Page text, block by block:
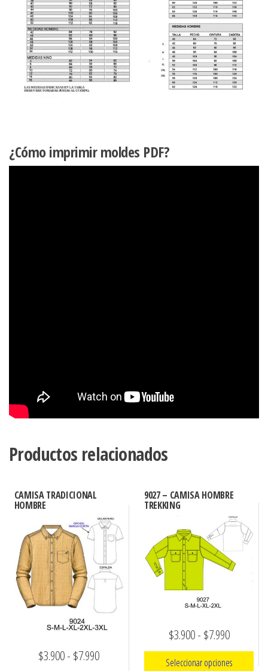
¿Cómo imprimir moldes PDF?
Productos relacionados
CAMISA TRADICIONAL
HOMBRE
$3.900- $7.990Rango
9027 – CAMISA HOMBRE
TREKKING
$3.900- $7.990Rango
de
Seleccionar opciones